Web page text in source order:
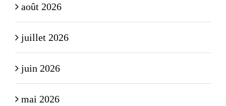
août 2026
juillet 2026
juin 2026
mai 2026